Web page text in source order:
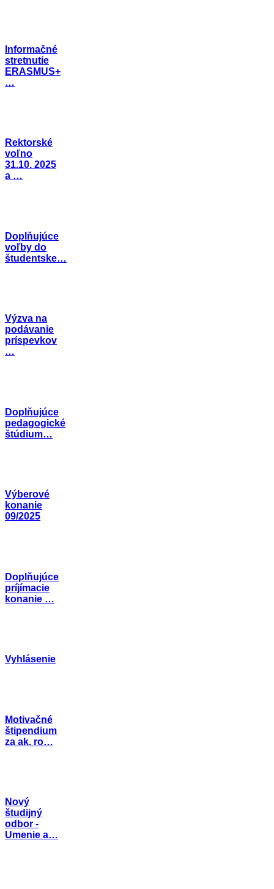
Informačné
stretnutie
ERASMUS+
…
Rektorské
voľno
31.10. 2025
a …
Doplňujúce
voľby do
študentske…
Výzva na
podávanie
príspevkov
…
Doplňujúce
pedagogické
štúdium…
Výberové
konanie
09/2025
Doplňujúce
príjímacie
konanie …
Vyhlásenie
Motivačné
štipendium
za ak. ro…
Nový
študijný
odbor -
Umenie a…